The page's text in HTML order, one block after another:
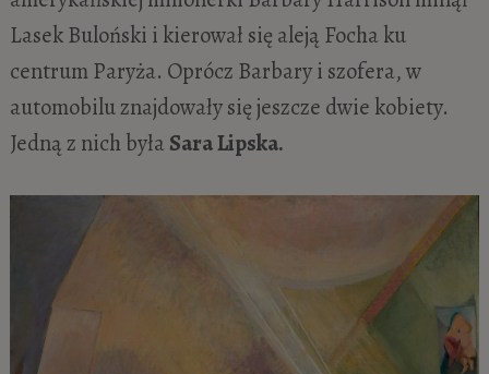
Lasek Buloński i kierował się aleją Focha ku
centrum Paryża. Oprócz Barbary i szofera, w
automobilu znajdowały się jeszcze dwie kobiety.
Jedną z nich byłaSara Lipska.